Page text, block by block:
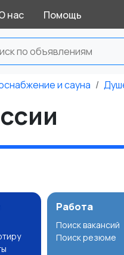
нас Помощь
и сауна
Работа
Поиск вакансий
Поиск резюме